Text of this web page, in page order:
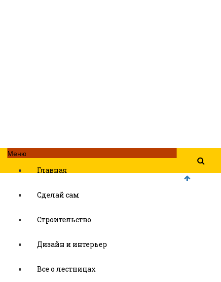
Меню
Главная
Сделай сам
Строительство
Дизайн и интерьер
Все о лестницах